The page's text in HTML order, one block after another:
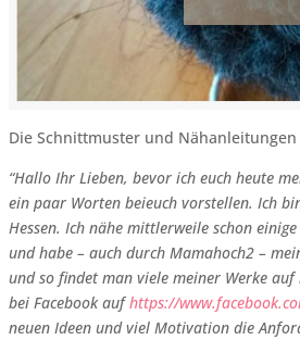
Die Schnittmuster und
“Hallo Ihr Lieben, bevor ich euch heute
ein paar Worten beieuch vorstellen. Ich
Hessen. Ich nähe mittlerweile schon
und habe – auch durch Mamahoch2 –
und so findet man viele meiner Werke
bei Facebook aufhttps://
neuen Ideen und viel Motivation die